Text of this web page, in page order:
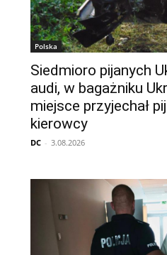
Polska
Siedmioro pijanych
audi, w bagażniku
miejsce przyjechał
kierowcy
DC - 3.08.2026